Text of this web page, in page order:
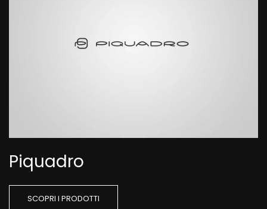
Piquadro
SCOPRI I PRODOTTI